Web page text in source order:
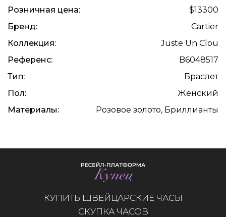
Розничная цена:
$13300
Бренд:
Cartier
Коллекция:
Juste Un Clou
Референс:
B6048517
Тип:
Браслет
Пол:
Женский
Материалы:
Розовое золото, Бриллианты
КУПИТЬ ШВЕЙЦАРСКИЕ ЧАСЫ
СКУПКА ЧАСОВ